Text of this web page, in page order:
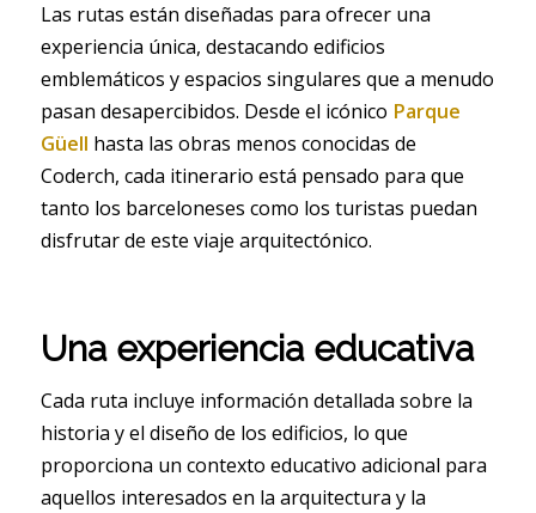
Las rutas están diseñadas para ofrecer una
experiencia única, destacando edificios
emblemáticos y espacios singulares que a menudo
pasan desapercibidos. Desde el icónico Parque
Güell hasta las obras menos conocidas de
Coderch, cada itinerario está pensado para que
tanto los barceloneses como los turistas puedan
disfrutar de este viaje arquitectónico.
Una experiencia educativa
Cada ruta incluye información detallada sobre la
historia y el diseño de los edificios, lo que
proporciona un contexto educativo adicional para
aquellos interesados en la arquitectura y la